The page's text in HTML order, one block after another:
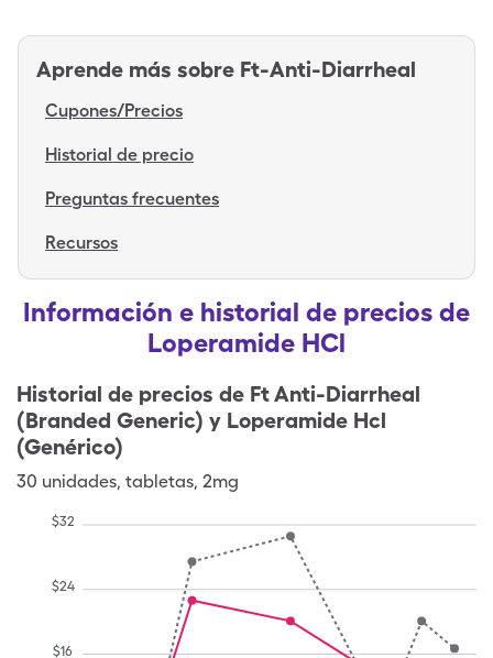
Aprende más sobre Ft-Anti-Diarrheal
Cupones/Precios
Historial de precio
Preguntas frecuentes
Recursos
Información e historial de precios de
Loperamide HCl
Historial de precios de Ft Anti-Diarrheal
(Branded Generic) y Loperamide Hcl
(Genérico)
30 unidades, tabletas, 2mg
$16
$24
$32